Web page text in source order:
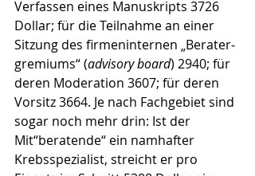
Verfassen eines Manuskripts 3726
Dollar; für die Teilnahme an einer
Sitzung des firmeninternen „Berater­
gremiums“ (advisory board) 2940; für
deren Moderation 3607; für deren
Vorsitz 3664. Je nach Fachgebiet sind
sogar noch mehr drin: Ist der
Mit“beratende“ ein namhafter
Krebsspezialist, streicht er pro